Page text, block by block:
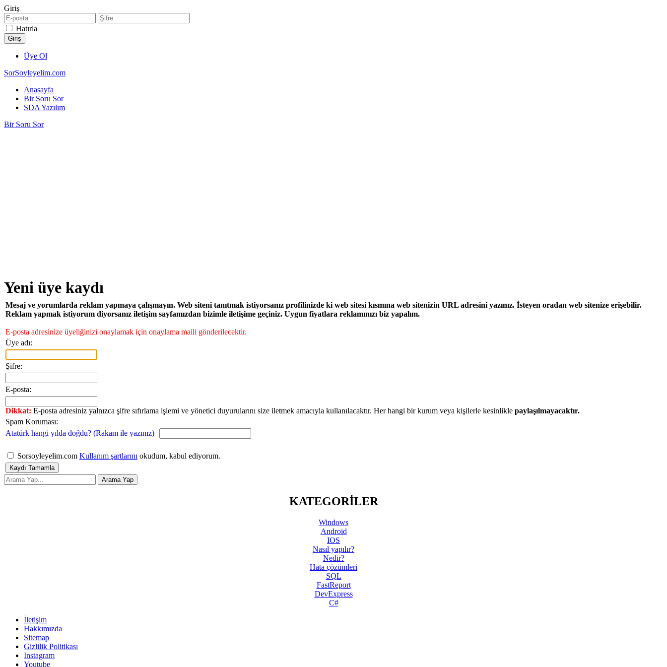
Giriş
Hatırla
Üye Ol
SorSoyleyelim.com
Anasayfa
Bir Soru Sor
SDA Yazılım
Bir Soru Sor
Yeni üye kaydı
Mesaj ve yorumlarda reklam yapmaya çalışmayın. Web siteni tanıtmak istiyorsanız profilinizde ki web sitesi kısmına web sitenizin URL adresini yazınız. İsteyen oradan web sitenize erişebilir.
Reklam yapmak istiyorum diyorsanız iletişim sayfamızdan bizimle iletişime geçiniz. Uygun fiyatlara reklamınızı biz yapalım.
E-posta adresinize üyeliğinizi onaylamak için onaylama maili gönderilecektir.
Üye adı:
Şifre:
E-posta:
Dikkat: E-posta adresiniz yalnızca şifre sıfırlama işlemi ve yönetici duyurularını size iletmek amacıyla kullanılacaktır. Her hangi bir kurum veya kişilerle kesinlikle paylaşılmayacaktır.
Spam Koruması:
Atatürk hangi yılda doğdu? (Rakam ile yazınız)
Sorsoyleyelim.com Kullanım şartlarını okudum, kabul ediyorum.
KATEGORİLER
Windows
Android
IOS
Nasıl yapılır?
Nedir?
Hata çözümleri
SQL
FastReport
DevExpress
C#
İletişim
Hakkımızda
Sitemap
Gizlilik Politikası
Instagram
Youtube